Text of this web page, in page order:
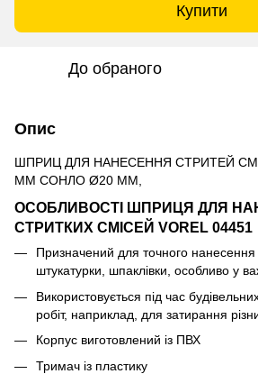
Купити
До обраного
Опис
ШПРИЦ ДЛЯ НАНЕСЕННЯ СТРИТЕЙ
ММ СОНЛО Ø20 ММ,
ОСОБЛИВОСТІ ШПРИЦЯ ДЛЯ
СТРИТКИХ СМІСЕЙ VOREL 04451
Призначений для точного нанесення
штукатурки, шпаклівки, особливо у
Використовується під час
робіт, наприклад, для затирання
Корпус виготовлений із ПВХ
Тримач із пластику